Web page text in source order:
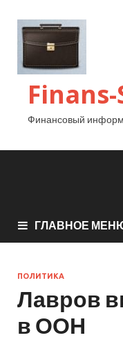
Финансовый
ГЛАВНОЕ
ПОЛИТИКА
Лавров
в ООН